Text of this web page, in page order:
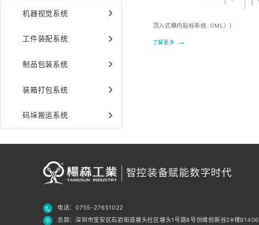
机器视觉系统
工件装配系统
制品包装系统
装箱打包系统
码垛搬运系统
顶入式模内贴标系统（IML））
了解更多
智控装备赋能数字时代
电话：0755-27651022
总部：深圳市宝安区石岩街道塘头社区塘头1号路8号创维创新谷2#楼B1406